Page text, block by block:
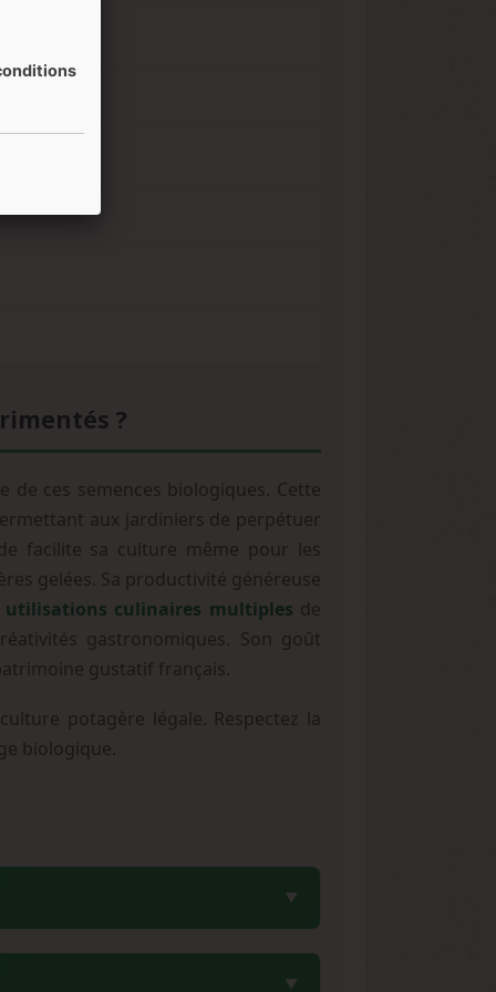
?
ces semences biologiques. Cette
aux jardiniers de perpétuer
facilite sa culture même pour les
gelées. Sa productivité généreuse
utilisations culinaires multiples de
gastronomiques. Son goût
gustatif français.
potagère légale. Respectez la
biologique.